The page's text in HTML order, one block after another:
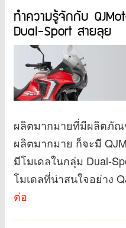
ทำความรู้จักกับ
Dual-Sport สายลุย
ผลิตมากมายที่มีผลิตภั
ผลิตมากมาย ก็จะมี
มีโมเดลในกลุ่ม Dual-
โมเดลที่น่าสนใจอย่าง
ต่อ